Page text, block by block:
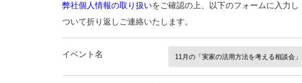
弊社個人情報の取り扱いをご確認の上、以下のフォームに入力
ついて折り返しご連絡いたします。
イベント名